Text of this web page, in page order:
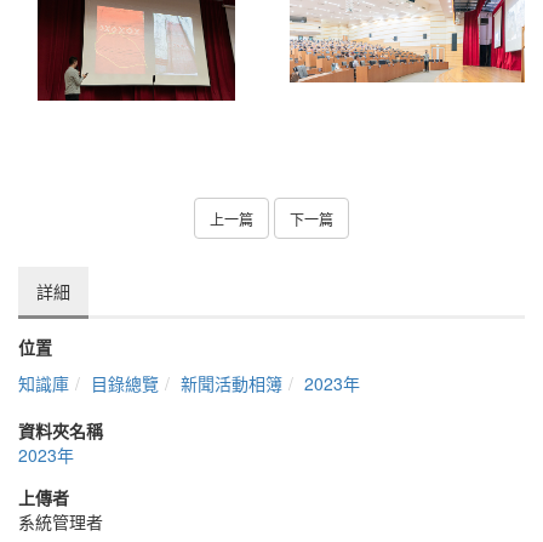
上一篇 下一篇
詳細
位置
知識庫
目錄總覽 新聞活動相簿
2023年
資料夾名稱
2023年
上傳者
系統管理者